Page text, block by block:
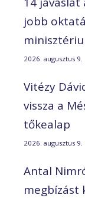
jobb
2026. augusztus 9.
Vitézy
vissza a
tőkealap
2026. augusztus 9.
Antal
megbízást